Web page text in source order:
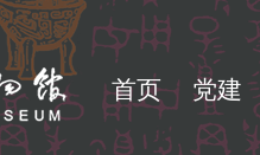
首页 党建